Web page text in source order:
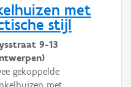
met
stijl
9-13
gekoppelde